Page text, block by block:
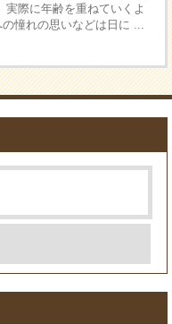
実際に年齢を重ねていくよ
憧れの思いなどは日に ...